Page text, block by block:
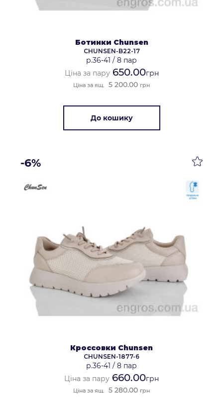
Ботинки Chunsen
CHUNSEN-B22-17
р.36-41 / 8 пар
Ціна за пару650.00грн
Ціна за ящ. 5 200.00 грн
До кошику
-6%
Кроссовки Chunsen
CHUNSEN-1877-6
р.36-41 / 8 пар
Ціна за пару 660.00грн
Ціна за ящ. 5 280.00 грн